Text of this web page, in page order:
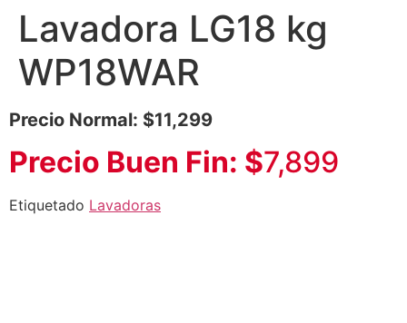
Lavadora LG18 kg
WP18WAR
Precio Normal: $11,299
Precio Buen Fin: $7,899
Etiquetado Lavadoras